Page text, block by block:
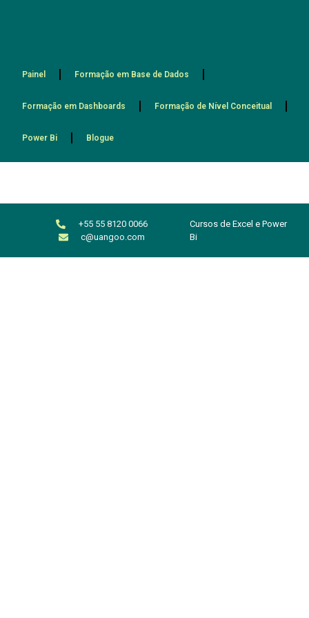
Painel Formação em Base de Dados
Formação em Dashboards Formação de Nível Conceitual
Power Bi Blogue
+55 55 8120 0066
c@uangoo.com
Cursos de Excel e Power
Bi